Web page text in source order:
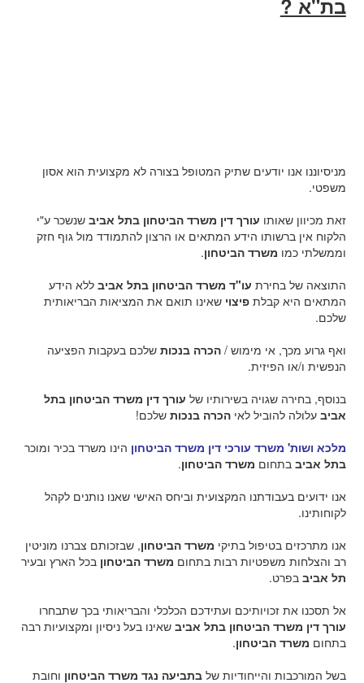
בת"א ?
מניסיוננו אנו יודעים שתיק המטופל בצורה לא מקצועית הוא אסון
משפטי.
זאת מכיוון שאותו עורך דין משרד הביטחון בתל אביב שנשכר ע"י
הלקוח אין ברשותו הידע המתאים או הרצון להתמודד מול גוף חזק
וממשלתי כמו משרד הביטחון.
התוצאה של בחירת עו"ד משרד הביטחון בתל אביב ללא הידע
המתאים היא קבלתפיצוי שאינו תואם את המציאות הבריאותית
שלכם.
ואף גרוע מכך, אי מימוש /הכרה בנכות שלכם בעקבות הפציעה
הנפשית ו/או הפיזית.
בנוסף, בחירה שגויה בשירותיו של עורך דין משרד הביטחון בתל
אביב עלולה להוביל לאיהכרה בנכות שלכם!
מלכא ושות' משרד עורכי דין משרד הביטחון הינו משרד בכיר ומוכר
בתל אביב בתחום משרד הביטחון.
אנו ידועים בעבודתנו המקצועית וביחס האישי שאנו נותנים לקהל
לקוחותינו.
אנו מתרכזים בטיפול בתיקי משרד הביטחון, שבזכותם צברנו מוניטין
רב והצלחות משפטיות רבות בתחום משרד הביטחון בכל הארץ ובעיר
תל אביב בפרט.
אל תסכנו את זכויותיכם ועתידכם הכלכלי והבריאותי בכך שתבחרו
עורך דין משרד הביטחון בתל אביב שאינו בעל ניסיון ומקצועיות רבה
בתחום משרד הביטחון.
בשל המורכבות והייחודיות שלבתביעה נגד משרד הביטחון וחובת